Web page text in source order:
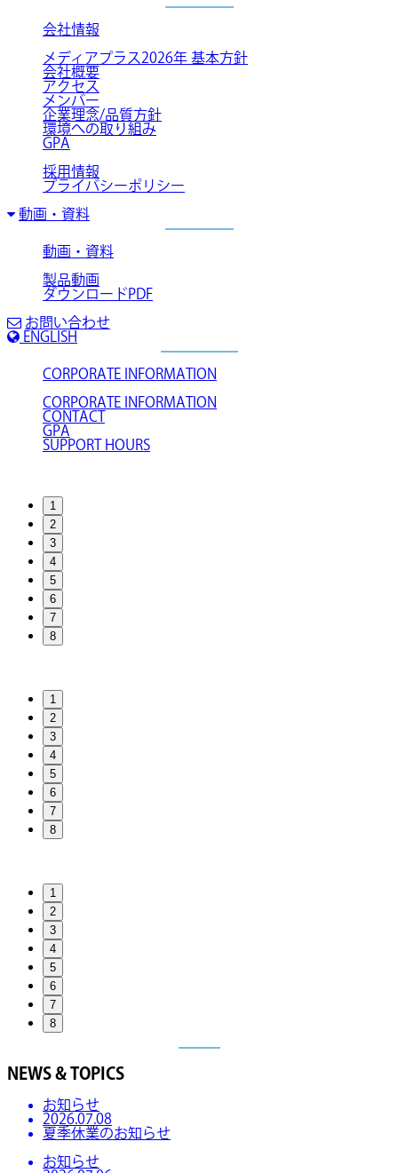
会社情報
メディアプラス2026年 基本方針
会社概要
アクセス
メンバー
企業理念/品質方針
環境への取り組み
GPA
採用情報
プライバシーポリシー
動画・資料
動画・資料
製品動画
ダウンロードPDF
お問い合わせ
ENGLISH
CORPORATE INFORMATION
CORPORATE INFORMATION
CONTACT
GPA
SUPPORT HOURS
1
2
3
4
5
6
7
8
1
2
3
4
5
6
7
8
1
2
3
4
5
6
7
8
NEWS & TOPICS
お知らせ
2026.07.08
夏季休業のお知らせ
お知らせ